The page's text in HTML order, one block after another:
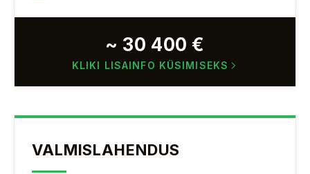
~ 30 400 €
KLIKI LISAINFO KÜSIMISEKS
VALMISLAHENDUS